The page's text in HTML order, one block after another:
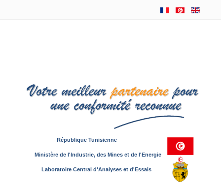
République Tunisienne
Ministère de l'Industrie, des Mines et de l'Energie
Laboratoire Central d'Analyses et d'Essais